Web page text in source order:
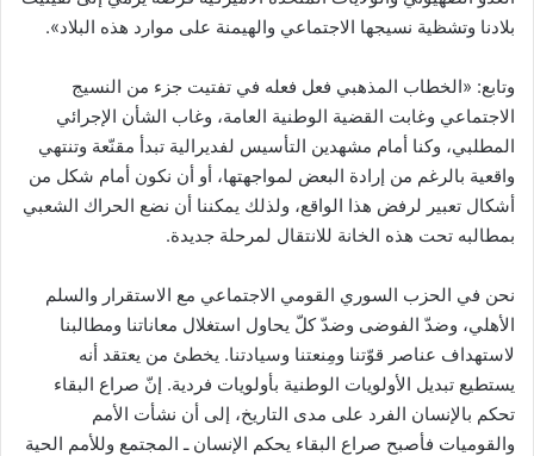
بلادنا وتشظية نسيجها الاجتماعي والهيمنة على موارد هذه البلاد».
وتابع: «الخطاب المذهبي فعل فعله في تفتيت جزء من النسيج
الاجتماعي وغابت القضية الوطنية العامة، وغاب الشأن الإجرائي
المطلبي، وكنا أمام مشهدين التأسيس لفديرالية تبدأ مقنّعة وتنتهي
واقعية بالرغم من إرادة البعض لمواجهتها، أو أن نكون أمام شكل من
أشكال تعبير لرفض هذا الواقع، ولذلك يمكننا أن نضع الحراك الشعبي
بمطالبه تحت هذه الخانة للانتقال لمرحلة جديدة.
نحن في الحزب السوري القومي الاجتماعي مع الاستقرار والسلم
الأهلي، وضدّ الفوضى وضدّ كلّ يحاول استغلال معاناتنا ومطالبنا
لاستهداف عناصر قوّتنا ومِنعتنا وسيادتنا. يخطئ من يعتقد أنه
يستطيع تبديل الأولويات الوطنية بأولويات فردية. إنّ صراع البقاء
تحكم بالإنسان الفرد على مدى التاريخ، إلى أن نشأت الأمم
والقوميات فأصبح صراع البقاء يحكم الإنسان ـ المجتمع وللأمم الحية